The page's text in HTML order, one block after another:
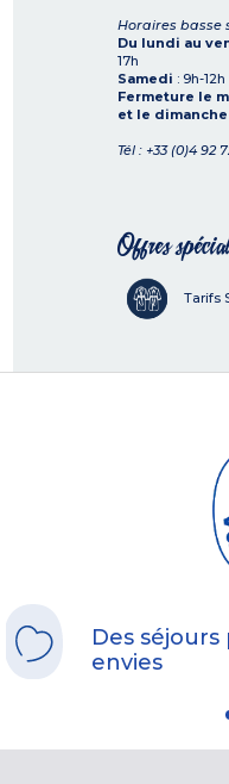
Horaires basse
Du lundi au
17h
Samedi : 9h-
Fermeture le
et le dimanche
Tél : +33 (0)4 92
Offres
Tarifs
Des
envies